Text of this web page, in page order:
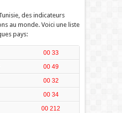
des indicateurs
au monde. Voici une liste
pays:
00 33
00 49
00 32
00 34
00 212